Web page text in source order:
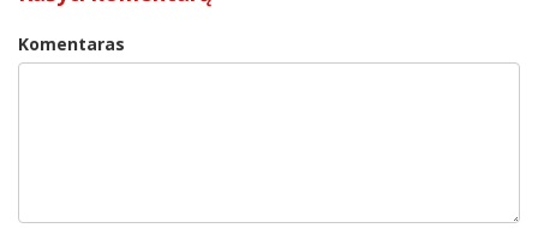
Komentaras